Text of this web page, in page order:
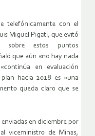
telefónicamente con el
Miguel Pigati, que evitó
sobre estos puntos
que aún «no hay nada
en evaluación
hacia 2018 es «una
queda claro que se
en diciembre por
viceministro de Minas,